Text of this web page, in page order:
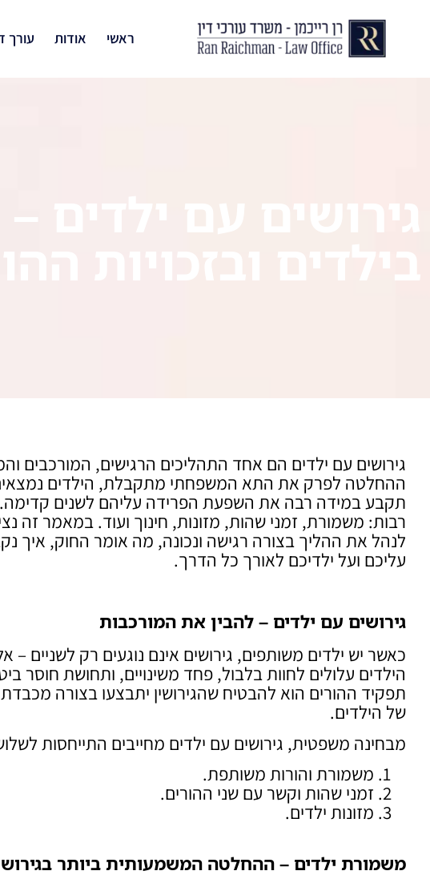
ראשי אודות עורך
גירושים עם ילדים
גירושים עם ילדים הם אחד התהליכים הרגישים, המורכבים
ההחלטה לפרק את התא המשפחתי מתקבלת, הילדים
תקבע במידה רבה את השפעת הפרידה עליהם לשנים
רבות: משמורת, זמני שהות, מזונות, חינוך ועוד. במאמר זה
לנהל את ההליך בצורה רגישה ונכונה, מה אומר החוק, איך
עליכם ועל ילדיכם לאורך כל הדרך.
גירושים עם ילדים – להבין את המורכבות
כאשר יש ילדים משותפים, גירושים אינם נוגעים רק לשניים
הילדים עלולים לחוות בלבול, פחד משינויים, ותחושת חוסר
תפקיד ההורים הוא להבטיח שהגירושין יתבצעו בצורה
של הילדים.
מבחינה משפטית, גירושים עם ילדים מחייבים התייחסות
משמורת והורות משותפת.
זמני שהות וקשר עם שני ההורים.
מזונות ילדים.
משמורת ילדים – ההחלטה המשמעותית ביותר